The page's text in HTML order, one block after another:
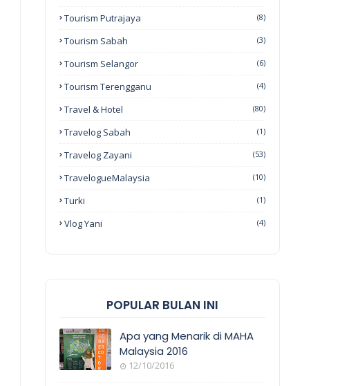
Tourism Putrajaya (8)
Tourism Sabah (3)
Tourism Selangor (6)
Tourism Terengganu (4)
Travel & Hotel (80)
Travelog Sabah (1)
Travelog Zayani (53)
TravelogueMalaysia (10)
Turki (1)
Vlog Yani (4)
POPULAR BULAN INI
Apa yang Menarik di MAHA
Malaysia 2016
12/10/2016